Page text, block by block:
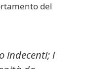
del
indecenti; i